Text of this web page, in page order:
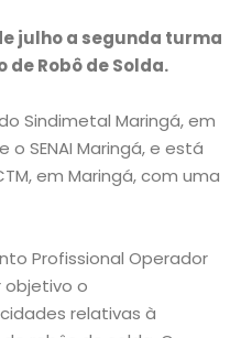
julho a segunda turma
Robô de Solda.
Sindimetal Maringá, em
SENAI Maringá, e está
em Maringá, com uma
Profissional Operador
objetivo o
relativas à